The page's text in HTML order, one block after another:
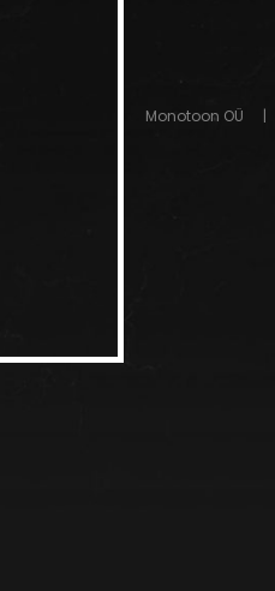
Monotoon OÜ |